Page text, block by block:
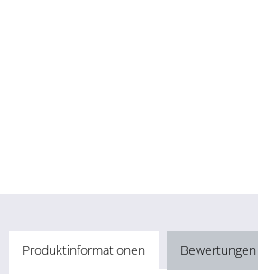
Produktinformationen Bewertungen